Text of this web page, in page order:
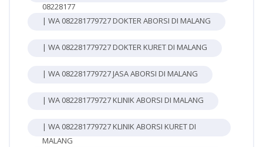
08228177
| WA 082281779727 DOKTER ABORSI DI MALANG
| WA 082281779727 DOKTER KURET DI MALANG
| WA 082281779727 JASA ABORSI DI MALANG
| WA 082281779727 KLINIK ABORSI DI MALANG
| WA 082281779727 KLINIK ABORSI KURET DI
MALANG